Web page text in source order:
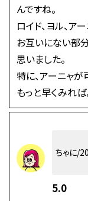
んですね。
ロイド、ヨル、ア
お互いにない部
思いました。
特に、アーニャが
もっと早くみれば
ちゃに/
5.0